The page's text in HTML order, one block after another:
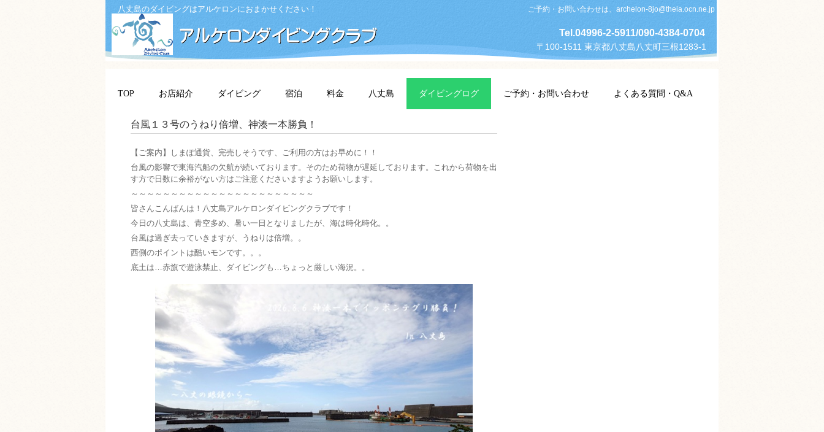
八丈島のダイビングはアルケロンにおまかせください！ ご予約・お問い合わせは、archelon-8jo@theia.ocn.ne.jp
Tel.04996-2-5911/090-4384-0704
〒100-1511 東京都八丈島八丈町三根1283-1
TOP お店紹介 ダイビング 宿泊 料金 八丈島 ダイビングログ ご予約・お問い合わせ よくある質問・Q&A
台風１３号のうねり倍増、神湊一本勝負！
【ご案内】しまぽ通貨、完売しそうです、ご利用の方はお早めに！！
台風の影響で東海汽船の欠航が続いております。そのため荷物が遅延しております。これから荷物を出
す方で日数に余裕がない方はご注意くださいますようお願いします。
～～～～～～～～～～～～～～～～～～～～～～～
皆さんこんばんは！八丈島アルケロンダイビングクラブです！
今日の八丈島は、青空多め、暑い一日となりましたが、海は時化時化。。
台風は過ぎ去っていきますが、うねりは倍増。。
西側のポイントは酷いモンです。。。
底土は…赤旗で遊泳禁止、ダイビングも…ちょっと厳しい海況。。